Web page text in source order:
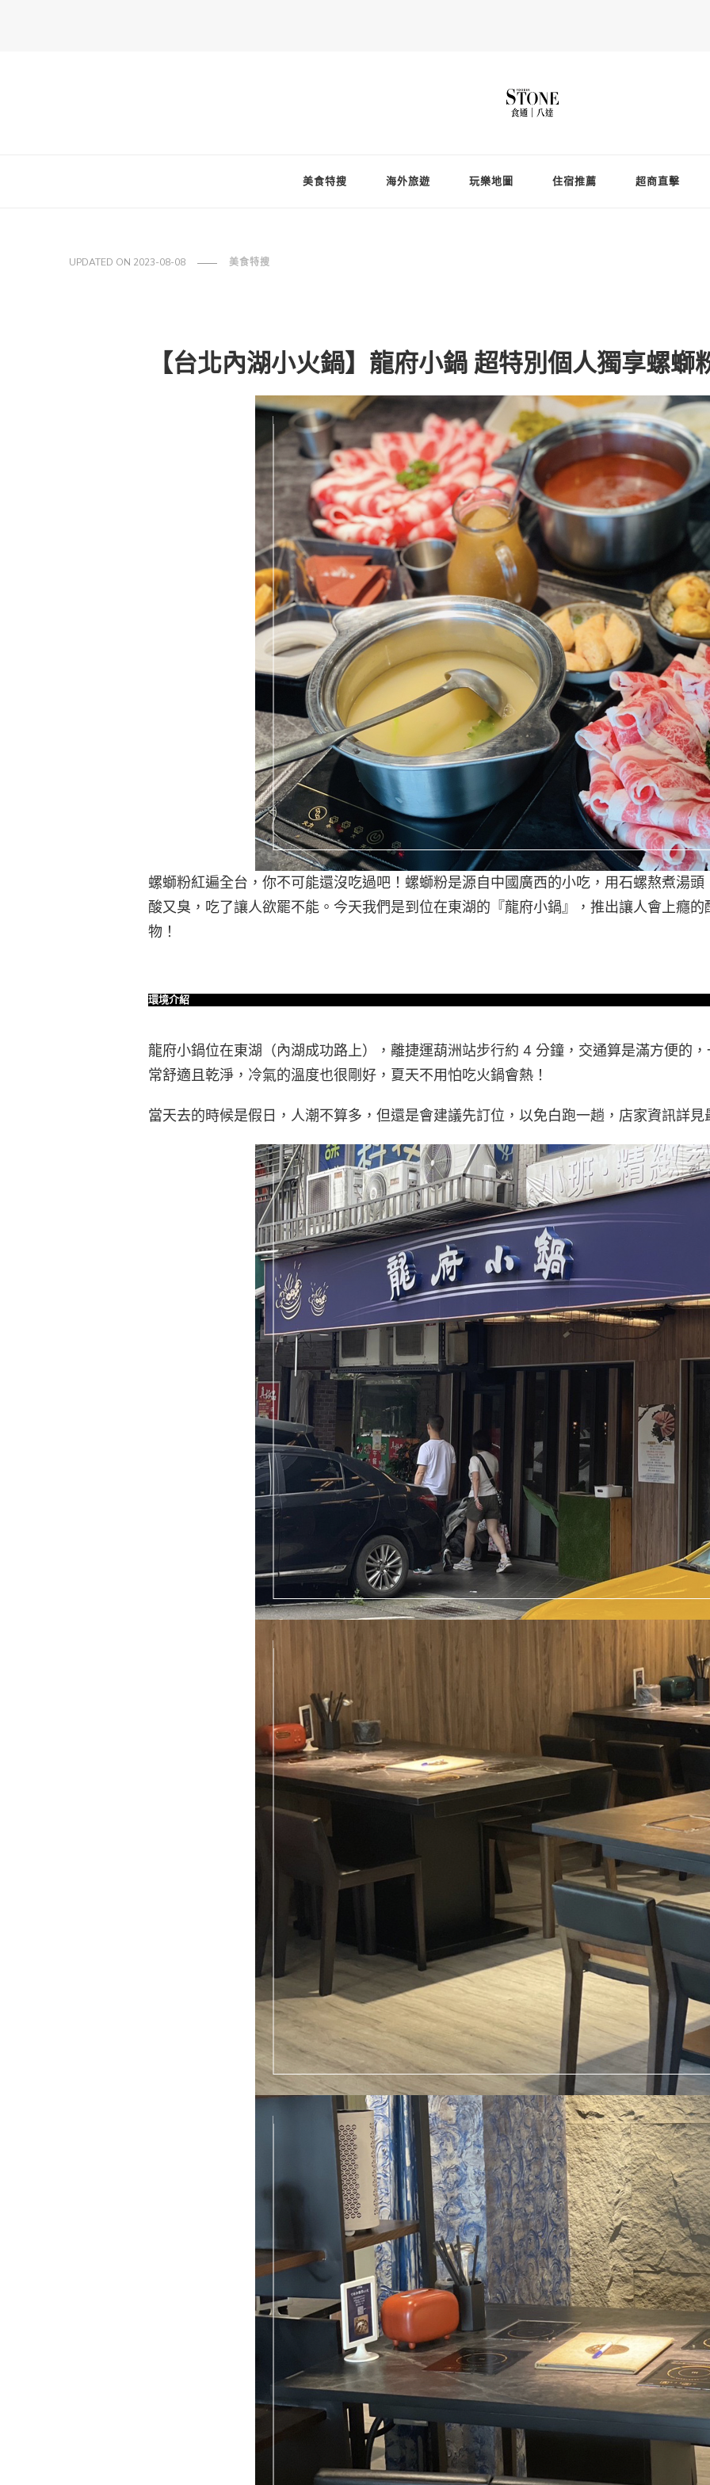
美食特搜 海外旅遊 玩樂地圖 住宿推薦 超商直擊
UPDATED ON 2023-08-08 美食特搜
【台北內湖小火鍋】龍府小鍋 超特別個人獨享螺
螺螄粉紅遍全台，你不可能還沒吃過吧！螺螄粉是源自中國廣西的小吃，用石螺熬煮湯
酸又臭，吃了讓人欲罷不能。今天我們是到位在東湖的『龍府小鍋』，推出讓人會上癮
物！
環境介紹
龍府小鍋位在東湖（內湖成功路上），離捷運葫洲站步行約 4 分鐘，交通算是滿方便的
常舒適且乾淨，冷氣的溫度也很剛好，夏天不用怕吃火鍋會熱！
當天去的時候是假日，人潮不算多，但還是會建議先訂位，以免白跑一趟，店家資訊詳見